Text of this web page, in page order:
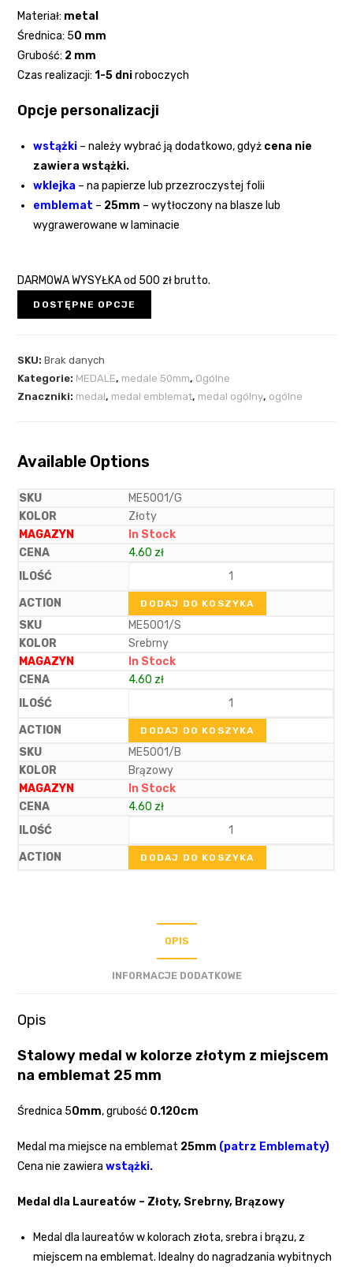
Materiał: metal
Średnica: 50 mm
Grubość: 2 mm
Czas realizacji:1-5 dniroboczych
Opcje personalizacji
wstążki – należy wybrać ją dodatkowo, gdyż cena nie
zawiera wstążki.
wklejka – na papierze lub przezroczystej folii
emblemat – 25mm – wytłoczony na blasze lub
wygrawerowane w laminacie
DARMOWA WYSYŁKAod 500 zł brutto.
DOSTĘPNE OPCJE
SKU:Brak danych
Kategorie: MEDALE, medale 50mm, Ogólne
Znaczniki: medal, medal emblemat, medal ogólny, ogólne
Available Options
ME5001/G
Złoty
In Stock
4.60 zł
DODAJ DO KOSZYKA
ME5001/S
Srebrny
In Stock
4.60 zł
DODAJ DO KOSZYKA
ME5001/B
Brązowy
In Stock
4.60 zł
DODAJ DO KOSZYKA
OPIS
INFORMACJE DODATKOWE
Opis
Stalowy medal w kolorze złotym z miejscem
na emblemat 25 mm
Średnica 50mm, grubość 0.120cm
Medal ma miejsce na emblemat 25mm (patrz Emblematy)
Cena nie zawierawstążki.
Medal dla Laureatów – Złoty, Srebrny, Brązowy
Medal dla laureatów w kolorach złota, srebra i brązu, z
miejscem na emblemat. Idealny do nagradzania wybitnych